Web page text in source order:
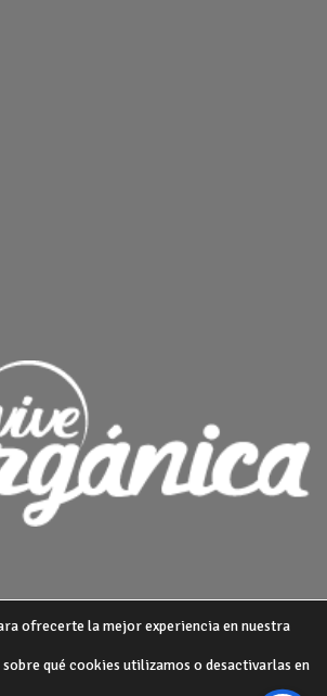
POLITICA DE PRIVACIDAD
ofrecerte la mejor experiencia en nuestra
sobre qué cookies utilizamos o desactivarlas en